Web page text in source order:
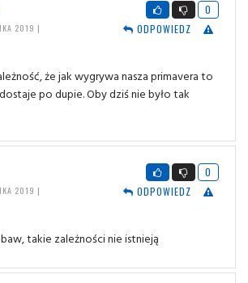
2019 |
0
ODPOWIEDZ
że jak wygrywa nasza primavera to
po dupie. Oby dziś nie było tak
2019 |
0
ODPOWIEDZ
takie zależności nie istnieją